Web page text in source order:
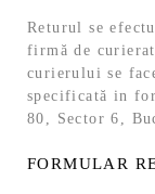
Returul se
firmă de
curierului se
specificată in
80, Sector 6,
FORMULAR